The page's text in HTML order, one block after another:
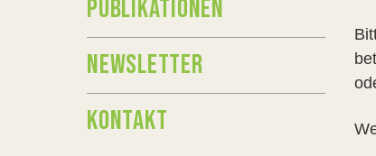
PUBLIKATIONEN
NEWSLETTER
KONTAKT